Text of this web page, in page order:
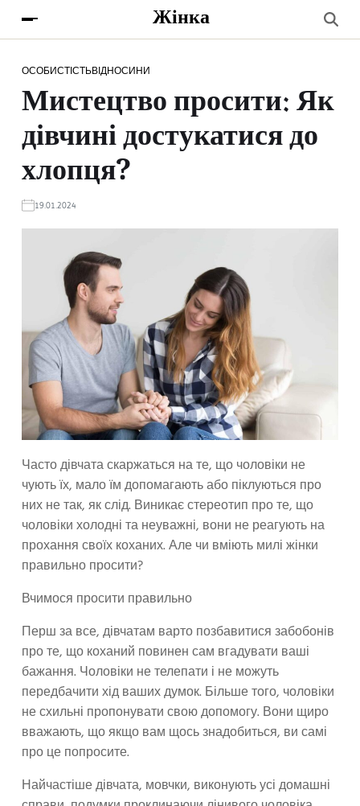
Жінка
ОСОБИСТІСТЬВІДНОСИНИ
Мистецтво просити: Як
дівчині достукатися до
хлопця?
19.01.2024
Часто дівчата скаржаться на те, що чоловіки не
чують їх, мало їм допомагають або піклуються про
них не так, як слід. Виникає стереотип про те, що
чоловіки холодні та неуважні, вони не реагують на
прохання своїх коханих. Але чи вміють милі жінки
правильно просити?
Вчимося просити правильно
Перш за все, дівчатам варто позбавитися забобонів
про те, що коханий повинен сам вгадувати ваші
бажання. Чоловіки не телепати і не можуть
передбачити хід ваших думок. Більше того, чоловіки
не схильні пропонувати свою допомогу. Вони щиро
вважають, що якщо вам щось знадобиться, ви самі
про це попросите.
Найчастіше дівчата, мовчки, виконують усі домашні